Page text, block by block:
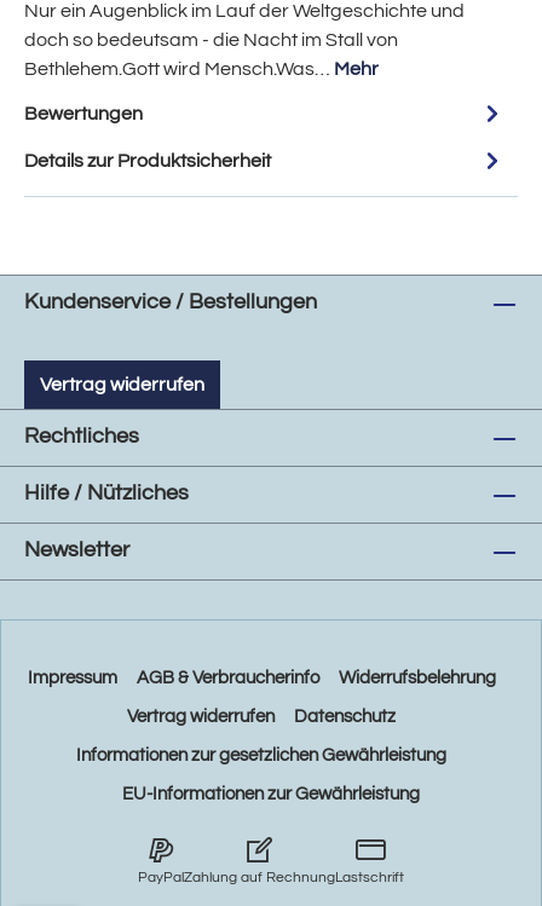
Nur ein Augenblick im Lauf der Weltgeschichte und
doch so bedeutsam - die Nacht im Stall von
Bethlehem.Gott wird Mensch.Was… Mehr
Bewertungen
Details zur Produktsicherheit
Kundenservice / Bestellungen
Vertrag widerrufen
Rechtliches
Hilfe / Nützliches
Newsletter
Impressum AGB & Verbraucherinfo Widerrufsbelehrung
Vertrag widerrufen Datenschutz
Informationen zur gesetzlichen Gewährleistung
EU-Informationen zur Gewährleistung
PayPalZahlung auf RechnungLastschrift